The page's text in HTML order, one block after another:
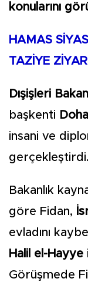
konularını
HAMAS
TAZİYE
Dışişleri
başkenti
insani ve
gerçekleştirdi.
Bakanlık
göre Fidan,
evladını
Halil el-Hayye
Görüşmede